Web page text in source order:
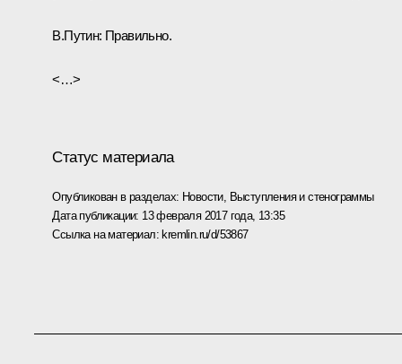
В.Путин: Правильно.
<…>
Статус материала
Опубликован в разделах: Новости, Выступления и стенограммы
Дата публикации: 13 февраля 2017 года, 13:35
Ссылка на материал: kremlin.ru/d/53867